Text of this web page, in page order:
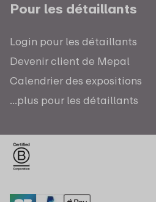
Pour les détaillants
Login pour les détaillants
Devenir client de Mepal
Calendrier des expositions
...plus pour les détaillants